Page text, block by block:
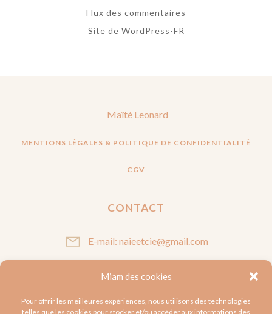
Miam des cookies
Pour offrir les meilleures expériences, nous utilisons des technologies
telles que les cookies pour stocker et/ou accéder aux informations des
Flux des commentaires
Site de WordPress-FR
Maïté Leonard
MENTIONS LÉGALES & POLITIQUE DE CONFIDENTIALITÉ
CGV
CONTACT
E-mail: naieetcie@gmail.com